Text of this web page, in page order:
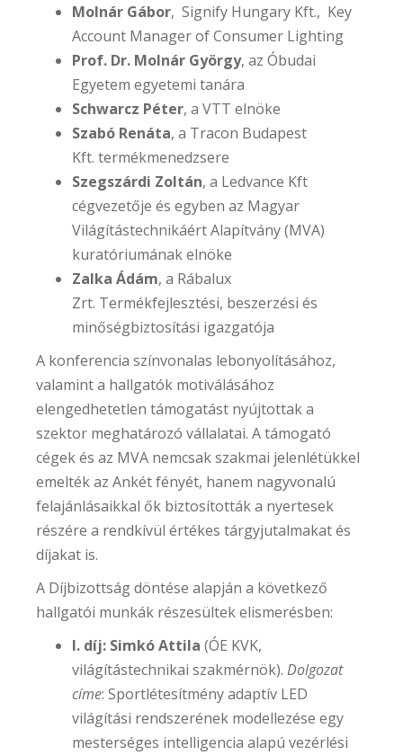
Molnár Gábor, Signify Hungary Kft., Key
Account Manager of Consumer Lighting
Prof. Dr. Molnár György, az Óbudai
Egyetem egyetemi tanára
Schwarcz Péter, a VTT elnöke
Szabó Renáta, a Tracon Budapest
Kft. termékmenedzsere
Szegszárdi Zoltán, a Ledvance Kft
cégvezetője és egyben az Magyar
Világítástechnikáért Alapítvány (MVA)
kuratóriumának elnöke
Zalka Ádám, a Rábalux
Zrt. Termékfejlesztési, beszerzési és
minőségbiztosítási igazgatója
A konferencia színvonalas lebonyolításához,
valamint a hallgatók motiválásához
elengedhetetlen támogatást nyújtottak a
szektor meghatározó vállalatai. A támogató
cégek és az MVA nemcsak szakmai jelenlétükkel
emelték az Ankét fényét, hanem nagyvonalú
felajánlásaikkal ők biztosították a nyertesek
részére a rendkívül értékes tárgyjutalmakat és
díjakat is.
A Díjbizottság döntése alapján a következő
hallgatói munkák részesültek elismerésben:
I. díj: Simkó Attila (ÓE KVK,
világítástechnikai szakmérnök). Dolgozat
címe: Sportlétesítmény adaptív LED
világítási rendszerének modellezése egy
mesterséges intelligencia alapú vezérlési